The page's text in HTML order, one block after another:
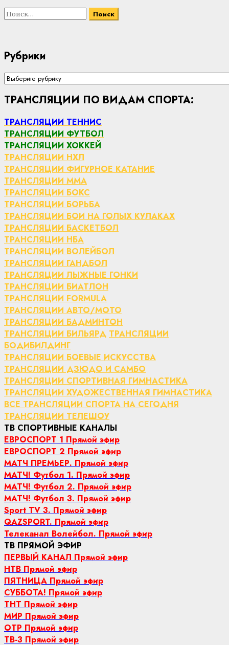
Найти:
Рубрики
Рубрики
ТРАНСЛЯЦИИ ПО ВИДАМ СПОРТА:
ТРАНСЛЯЦИИ ТЕННИС
ТРАНСЛЯЦИИ ФУТБОЛ
ТРАНСЛЯЦИИ ХОККЕЙ
ТРАНСЛЯЦИИ НХЛ
ТРАНСЛЯЦИИ ФИГУРНОЕ КАТАНИЕ
ТРАНСЛЯЦИИ ММА
ТРАНСЛЯЦИИ БОКС
ТРАНСЛЯЦИИ БОРЬБА
ТРАНСЛЯЦИИ БОИ НА ГОЛЫХ КУЛАКАХ
ТРАНСЛЯЦИИ БАСКЕТБОЛ
ТРАНСЛЯЦИИ НБА
ТРАНСЛЯЦИИ ВОЛЕЙБОЛ
ТРАНСЛЯЦИИ ГАНДБОЛ
ТРАНСЛЯЦИИ ЛЫЖНЫЕ ГОНКИ
ТРАНСЛЯЦИИ БИАТЛОН
ТРАНСЛЯЦИИ FORMULA
ТРАНСЛЯЦИИ АВТО/МОТО
ТРАНСЛЯЦИИ БАДМИНТОН
ТРАНСЛЯЦИИ БИЛЬЯРД ТРАНСЛЯЦИИ
БОДИБИЛДИНГ
ТРАНСЛЯЦИИ БОЕВЫЕ ИСКУССТВА
ТРАНСЛЯЦИИ ДЗЮДО И САМБО
ТРАНСЛЯЦИИ СПОРТИВНАЯ ГИМНАСТИКА
ТРАНСЛЯЦИИ ХУДОЖЕСТВЕННАЯ ГИМНАСТИКА
ВСЕ ТРАНСЛЯЦИИ СПОРТА НА СЕГОДНЯ
ТРАНСЛЯЦИИ ТЕЛЕШОУ
ТВ СПОРТИВНЫЕ КАНАЛЫ
ЕВРОСПОРТ 1 Прямой эфир
ЕВРОСПОРТ 2 Прямой эфир
МАТЧ ПРЕМЬЕР. Прямой эфир
МАТЧ! Футбол 1. Прямой эфир
МАТЧ! Футбол 2. Прямой эфир
МАТЧ! Футбол 3. Прямой эфир
Sport TV 3. Прямой эфир
QAZSPORT. Прямой эфир
Телеканал Волейбол. Прямой эфир
ТВ ПРЯМОЙ ЭФИР
ПЕРВЫЙ КАНАЛ Прямой эфир
НТВ Прямой эфир
ПЯТНИЦА Прямой эфир
СУББОТА! Прямой эфир
ТНТ Прямой эфир
МИР Прямой эфир
ОТР Прямой эфир
ТВ-3 Прямой эфир